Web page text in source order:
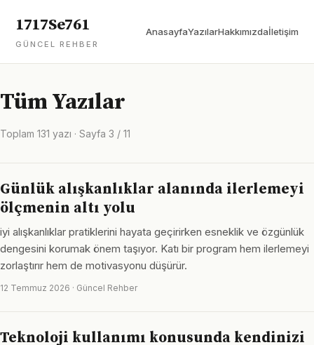
1717Se761
GÜNCEL REHBER
AnasayfaYazılarHakkımızdaİletişim
Tüm Yazılar
Toplam 131 yazı · Sayfa 3 / 11
Günlük alışkanlıklar alanında ilerlemeyi
ölçmenin altı yolu
iyi alışkanlıklar pratiklerini hayata geçirirken esneklik ve özgünlük
dengesini korumak önem taşıyor. Katı bir program hem ilerlemeyi
zorlaştırır hem de motivasyonu düşürür.
12 Temmuz 2026 · Güncel Rehber
Teknoloji kullanımı konusunda kendinizi